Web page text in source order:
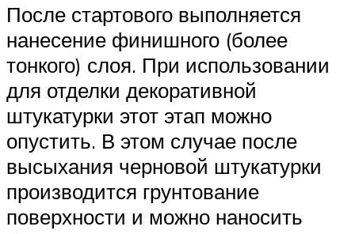
После стартового выполняется
нанесение финишного (более
тонкого) слоя. При использовании
для отделки декоративной
штукатурки этот этап можно
опустить. В этом случае после
высыхания черновой штукатурки
производится грунтование
поверхности и можно наносить